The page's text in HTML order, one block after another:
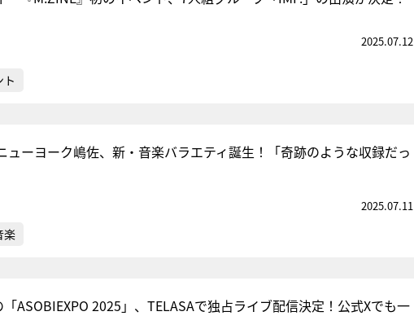
2025.07.12
ト
ーヨーク嶋佐、新・音楽バラエティ誕生！「奇跡のような収録だっ
2025.07.11
楽
ASOBIEXPO 2025」、TELASAで独占ライブ配信決定！公式Xでも一